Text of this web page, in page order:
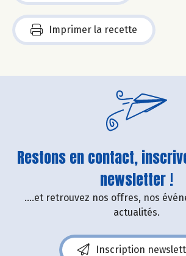
Imprimer la recette
Restons en contact,
newsletter !
....et retrouvez nos offres, nos
actualités.
Inscription